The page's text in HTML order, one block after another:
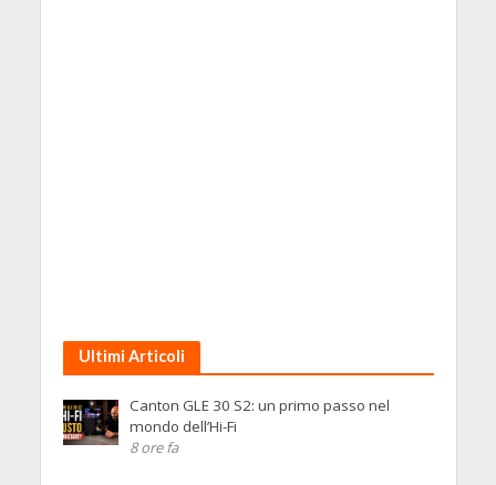
Ultimi Articoli
Canton GLE 30 S2: un primo passo nel
mondo dell’Hi-Fi
8 ore fa